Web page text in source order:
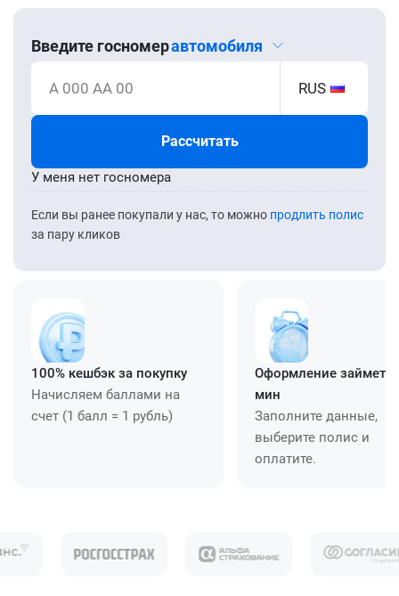
Введите госномеравтомобиля
А 000 АА 00 RUS
Рассчитать
Если вы ранее покупали у нас, то можно продлить полис
за пару кликов
У меня нет госномера
100% кешбэк за покупку
Начисляем баллами на
счет (1 балл = 1 рубль)
Оформление займет
мин
Заполните данные,
выберите полис и
оплатите.